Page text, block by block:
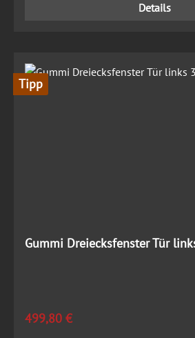
Details
Tipp
Gummi Dreiecksfenster Tür
Regulärer Preis:
499,80 €